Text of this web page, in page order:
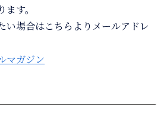
す。
い場合はこちらよりメールアドレ
マガジン